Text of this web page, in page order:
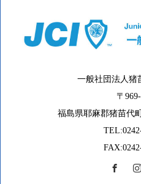
一般社団法人猪
〒
福島県耶麻郡猪苗代